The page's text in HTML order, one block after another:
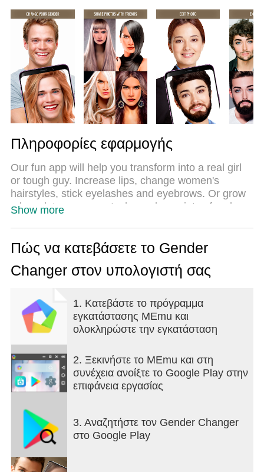
παρουσιών καθιστά δυνατό το άνοιγμα 2 ή
περισσότερων λογαριασμών ταυτόχρονα. Και το πιο
σημαντικό, ο αποκλειστικός κινητήρας εξομοίωσης
μπορεί να απελευθερώσει όλες τις δυνατότητες του
υπολογιστή σας, να κάνει τα πάντα ομαλά και
ευχάριστα.
Πληροφορίες εφαρμογής
Our fun app will help you transform into a real girl
or tough guy. Increase lips, change women's
hairstyles, stick eyelashes and eyebrows. Or grow
a beard, try on a mustache and a variety of male
Show more
Πώς να κατεβάσετε το Gender
Changer στον υπολογιστή σας
1. Κατεβάστε το πρόγραμμα
εγκατάστασης MEmu και
ολοκληρώστε την εγκατάσταση
2. Ξεκινήστε το MEmu και στη
συνέχεια ανοίξτε το Google Play στην
επιφάνεια εργασίας
3. Αναζητήστε τον Gender Changer
στο Google Play